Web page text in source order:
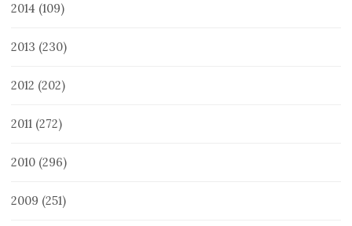
2014 (109)
2013 (230)
2012 (202)
2011 (272)
2010 (296)
2009 (251)